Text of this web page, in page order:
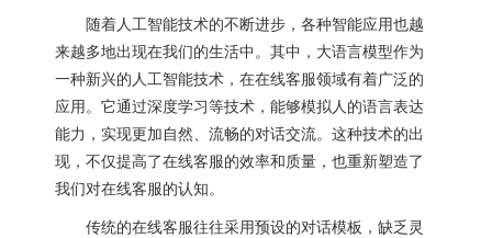
随着人工智能技术的不断进步，各种智能应用也越
来越多地出现在我们的生活中。其中，大语言模型作为
一种新兴的人工智能技术，在在线客服领域有着广泛的
应用。它通过深度学习等技术，能够模拟人的语言表达
能力，实现更加自然、流畅的对话交流。这种技术的出
现，不仅提高了在线客服的效率和质量，也重新塑造了
我们对在线客服的认知。
传统的在线客服往往采用预设的对话模板，缺乏灵